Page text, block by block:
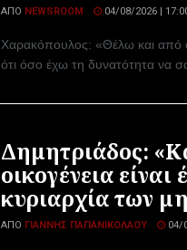
ΑΠΌ NEWSROOM 04/08/2026 |
Χαρακόπουλος: «Θέλω και από
ότι όσο έχω τη δυνατότητα να
Δημητριάδος:
οικογένεια είναι
κυριαρχία των
ΑΠΌ ΓΙΆΝΝΗΣ ΠΑΠΑΝΙΚΟΛΆΟΥ 04/